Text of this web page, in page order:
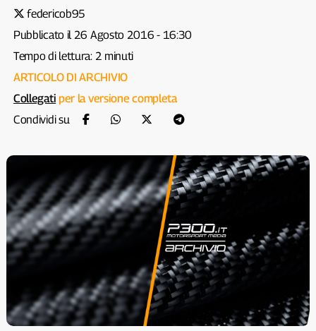
federicob95
Pubblicato il 26 Agosto 2016 - 16:30
Tempo di lettura: 2 minuti
ARTICOLO DI ARCHIVIO
Collegati per la versione completa
Condividi su